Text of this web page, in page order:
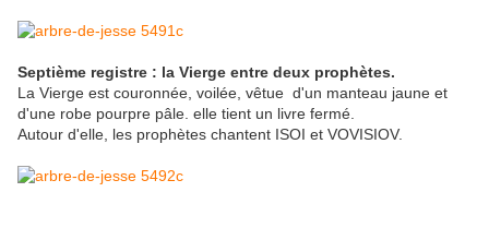
Septième registre : la Vierge entre deux prophètes.
La Vierge est couronnée, voilée, vêtue d'un manteau jaune et
d'une robe pourpre pâle. elle tient un livre fermé.
Autour d'elle, les prophètes chantent ISOI et VOVISIOV.